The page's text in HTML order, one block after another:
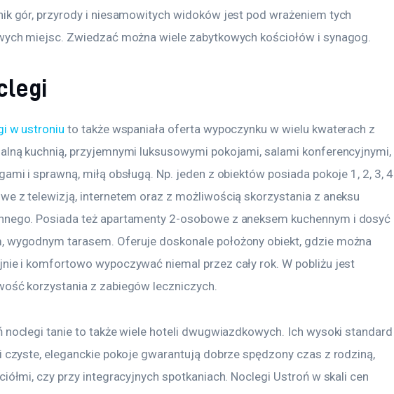
gór, przyrody i niesamowitych widoków jest pod wrażeniem tych
miejsc. Zwiedzać można wiele zabytkowych kościołów i synagog.
w ustroniu to także wspaniała oferta wypoczynku w wielu kwaterach z
kuchnią, przyjemnymi luksusowymi pokojami, salami konferencyjnymi,
i sprawną, miłą obsługą. Np. jeden z obiektów posiada pokoje 1, 2, 3, 4
z telewizją, internetem oraz z możliwością skorzystania z aneksu
Posiada też apartamenty 2-osobowe z aneksem kuchennym i dosyć
wygodnym tarasem. Oferuje doskonale położony obiekt, gdzie można
i komfortowo wypoczywać niemal przez cały rok. W pobliżu jest
korzystania z zabiegów leczniczych.
noclegi tanie to także wiele hoteli dwugwiazdkowych. Ich wysoki standard
czyste, eleganckie pokoje gwarantują dobrze spędzony czas z rodziną,
czy przy integracyjnych spotkaniach. Noclegi Ustroń w skali cen